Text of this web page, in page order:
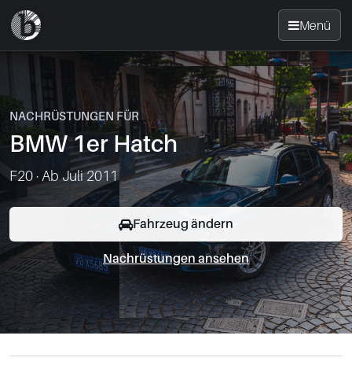
Menü
Startseite
Nachrüsten
News
Standorte
Kontakt
0049-861-900290
NACHRÜSTUNGEN FÜR
BMW 1er Hatch
F20 · Ab Juli 2011
Fahrzeug ändern
Nachrüstungen ansehen